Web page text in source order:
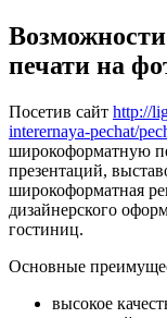
печати на
Посетив сайт http://
interernaya-pechat/
широкоформатную
презентаций,
широкоформатная
дизайнерского
гостиниц.
Основные
высокое